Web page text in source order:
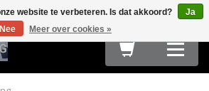
website te verbeteren. Is dat akkoord?
Ja
Nee
Meer over cookies »